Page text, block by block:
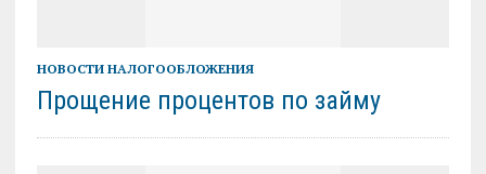
НОВОСТИ НАЛОГООБЛОЖЕНИЯ
Прощение процентов по займу